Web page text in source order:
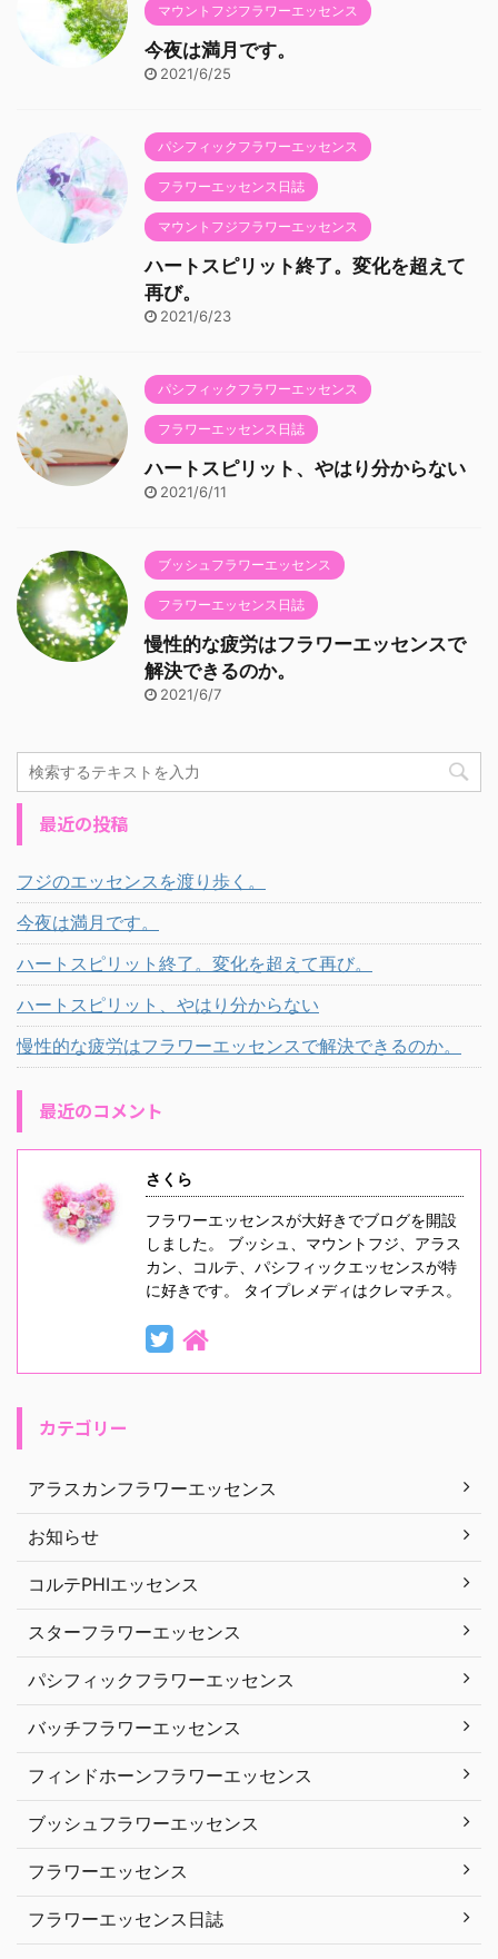
マウントフジフラワーエッセンス
今夜は満月です。
2021/6/25
パシフィックフラワーエッセンス
フラワーエッセンス日誌
マウントフジフラワーエッセンス
ハートスピリット終了。変化を超えて
再び。
2021/6/23
パシフィックフラワーエッセンス
フラワーエッセンス日誌
ハートスピリット、やはり分からない
2021/6/11
ブッシュフラワーエッセンス
フラワーエッセンス日誌
慢性的な疲労はフラワーエッセンスで
解決できるのか。
2021/6/7
最近の投稿
フジのエッセンスを渡り歩く。
今夜は満月です。
ハートスピリット終了。変化を超えて再び。
ハートスピリット、やはり分からない
慢性的な疲労はフラワーエッセンスで解決できるのか。
最近のコメント
さくら
フラワーエッセンスが大好きでブログを開設
しました。 ブッシュ、マウントフジ、アラス
カン、コルテ、パシフィックエッセンスが特
に好きです。 タイプレメディはクレマチス。
カテゴリー
アラスカンフラワーエッセンス
お知らせ
コルテPHIエッセンス
スターフラワーエッセンス
パシフィックフラワーエッセンス
バッチフラワーエッセンス
フィンドホーンフラワーエッセンス
ブッシュフラワーエッセンス
フラワーエッセンス
フラワーエッセンス日誌